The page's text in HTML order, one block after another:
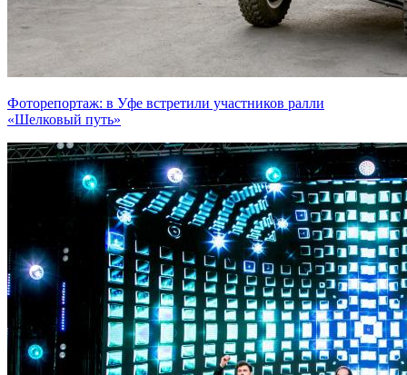
Фоторепортаж: в Уфе встретили участников ралли
«Шелковый путь»